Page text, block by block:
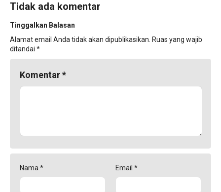
Tidak ada komentar
Tinggalkan Balasan
Alamat email Anda tidak akan dipublikasikan. Ruas yang wajib
ditandai *
Komentar*
Nama* Email *